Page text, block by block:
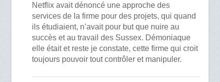
Netflix avait dénoncé une approche des
services de la firme pour des projets, qui quand
ils étudiaient, n’avait pour but que nuire au
succès et au travail des Sussex. Démoniaque
elle était et reste je constate, cette firme qui croit
toujours pouvoir tout contrôler et manipuler.